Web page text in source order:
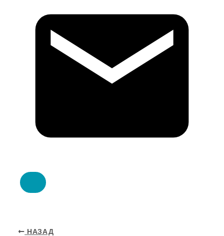
НАЗАД